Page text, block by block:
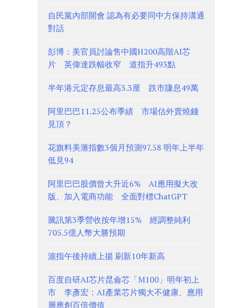
自民黨內部開會 認為有必要同中方保持溝通
對話
彭博：美官員討論售中國H200高階AI芯
片 英偉達跌幅收窄 道指升493點
半年港元定存息最高3.3厘 跌市賺息49萬
阿里巴巴11.25公布季績 市場估外賣燒錢
見頂？
花旗料美滙指數3個月預測97.58 明年上半年
低見94
阿里巴巴股價曾大升近6% AI應用擬大改
版、加入電商功能 全面對標ChatGPT
騰訊第3季營收按年增15% 經調整純利
705.5億人幣大勝預期
滬指午後持續上揚 刷新10年新高
百度自研AI芯片昆侖芯「M100」明年初上
市 李彥宏：AI產業芯片獨大不健康、應用
層應創百倍價值